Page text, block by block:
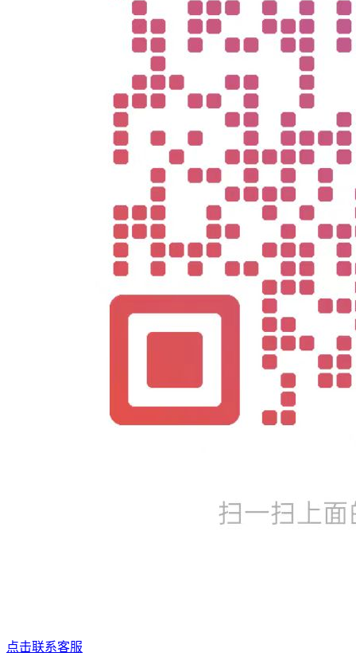
点击联系客服